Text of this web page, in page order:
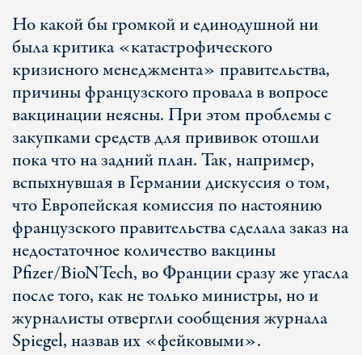
Но какой бы громкой и единодушной ни
была критика «катастрофического
кризисного менеджмента» правительства,
причины французского провала в вопросе
вакцинации неясны. При этом проблемы с
закупками средств для прививок отошли
пока что на задний план. Так, например,
вспыхнувшая в Германии дискуссия о том,
что Европейская комиссия по настоянию
французского правительства сделала заказ на
недостаточное количество вакцины
Pfizer/BioNTech, во Франции сразу же угасла
после того, как не только министры, но и
журналисты отвергли сообщения журнала
Spiegel, назвав их «фейковыми».